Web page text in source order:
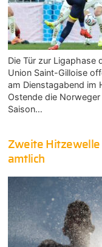
Die Tür zur Ligaphase
Union Saint-Gilloise
am Dienstagabend im
Ostende die
Saison…
Zweite
amtlich